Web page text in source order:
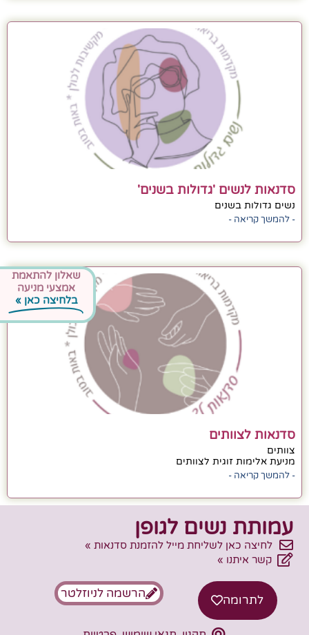
סדנאות לנשים 'גדולות בשנים'
נשים גדולות בשנים
- להמשך קריאה -
סדנאות לצוותים
צוותים
מניעת אלימות זוגית לצוותים
- להמשך קריאה -
עמותת נשים לגופן
לחיצה כאן לשליחת מייל להזמנת סדנאות »
קשר איתנו »
לתרומה הרשמה לניוזלטר
שאלון להתאמת
אמצעי מניעה
בלחיצה כאן »